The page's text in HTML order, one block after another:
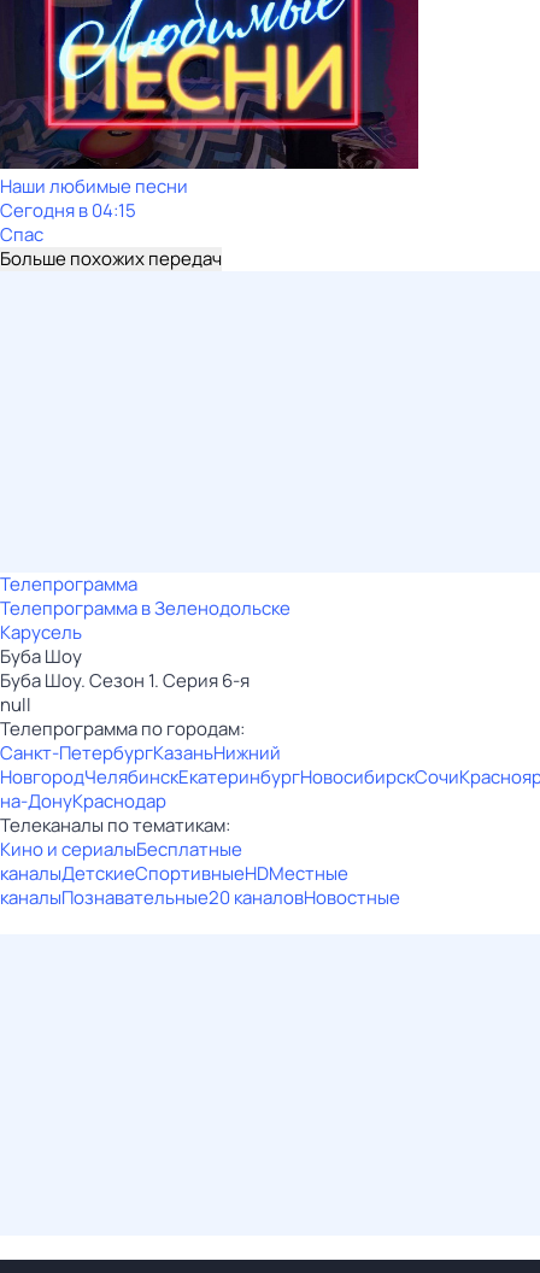
Наши любимые песни
Сегодня в 04:15
Спас
Больше похожих передач
Телепрограмма
Телепрограмма в Зеленодольске
Карусель
Буба Шоу
Буба Шоу. Сезон 1. Серия 6-я
null
Телепрограмма по городам:
Санкт-ПетербургКазаньНижний
НовгородЧелябинскЕкатеринбургНовосибирскСочи
на-ДонуКраснодар
Телеканалы по тематикам:
Кино и сериалыБесплатные
каналыДетскиеСпортивныеHDМестные
каналыПознавательные20 каналовНовостные